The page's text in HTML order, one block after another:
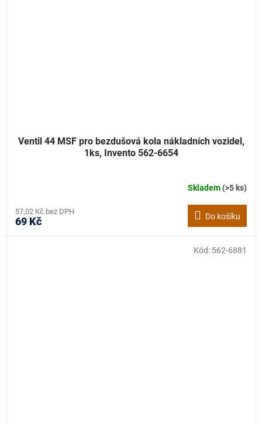
Ventil 44 MSF pro bezdušová kola nákladních vozidel,
1ks, Invento 562-6654
Skladem(>5 ks)
57,02 Kč bez DPH
69 Kč Do košíku
Kód: 562-6881